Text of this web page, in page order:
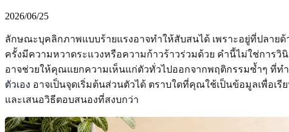
2026/06/25
ลักษณะบุคลิกภาพแบบร้ายแรงอาจทำให้สับสนได้ เพราะอยู่ที่ปลาย
ครั้งมีความหวาดระแวงหรือความก้าวร้าวร่วมด้วย คำนี้ไม่ใช่การวิ
อาจช่วยให้คุณแยกความเห็นแก่ตัวทั่วไปออกจากพฤติกรรมซ้ำๆ ที่
ตัวเอง อาจเป็นจุดเริ่มต้นส่วนตัวได้ ตราบใดที่คุณใช้เป็นข้อมูลเพื่อเ
และเสนอวิธีตอบสนองที่สงบกว่า